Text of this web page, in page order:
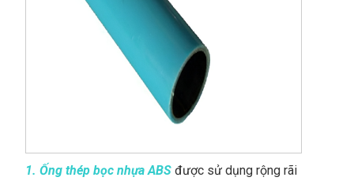
1. Ống thép bọc nhựa ABSđược sử dụng rộng rãi